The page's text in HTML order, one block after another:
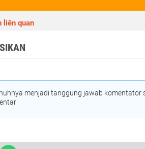
liên quan
menjadi tanggung jawab komentator